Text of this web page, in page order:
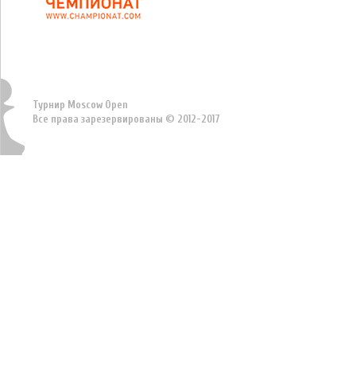
Турнир Moscow Open
Все права зарезервированы © 2012-2017